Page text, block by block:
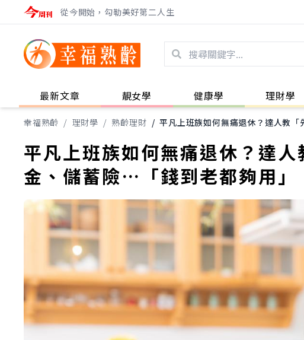
從今開始，勾勒美好第二人生
最新文章 靚女學 健康學 理財學
幸福熟齡 / 理財學 / 熟齡理財 / 平凡上班族如何無痛退休？達人教
平凡上班族如何無痛退休？達
金、儲蓄險…「錢到老都夠用」